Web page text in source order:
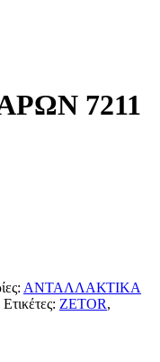
7211
ΑΝΤΑΛΛΑΚΤΙΚΑ
Ετικέτες: ZETOR,